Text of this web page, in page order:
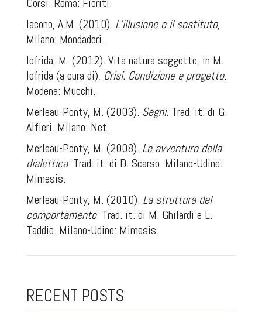
Iacono, A.M. (2010). L’illusione e il sostituto,
Milano: Mondadori.
Iofrida, M. (2012). Vita natura soggetto, in M.
Iofrida (a cura di), Crisi. Condizione e progetto.
Modena: Mucchi.
Merleau-Ponty, M. (2003). Segni. Trad. it. di G.
Alfieri. Milano: Net.
Merleau-Ponty, M. (2008). Le avventure della
dialettica. Trad. it. di D. Scarso. Milano-Udine:
Mimesis.
Merleau-Ponty, M. (2010). La struttura del
comportamento. Trad. it. di M. Ghilardi e L.
Taddio. Milano-Udine: Mimesis.
RECENT POSTS